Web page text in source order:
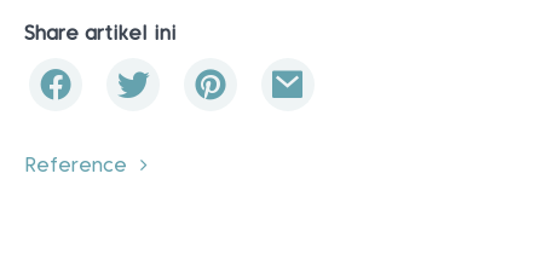
Share artikel ini
Reference